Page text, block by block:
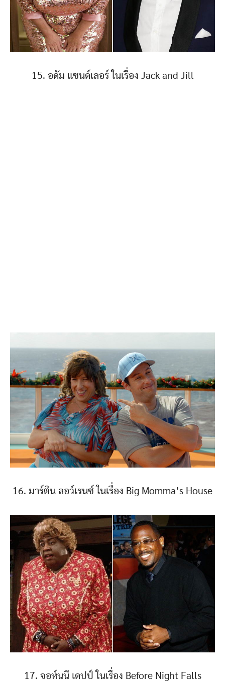
15. อดัม แซนด์เลอร์ ในเรื่อง Jack and Jill
16. มาร์ติน ลอว์เรนซ์ ในเรื่อง Big Momma’s House
17. จอห์นนี เดปป์ ในเรื่อง Before Night Falls